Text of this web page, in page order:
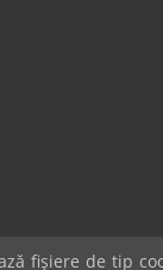
fişiere de